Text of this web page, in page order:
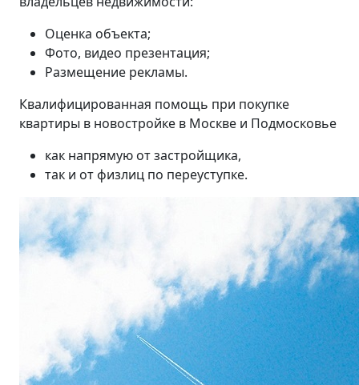
Оценка объекта;
Фото, видео презентация;
Размещение рекламы.
Квалифицированная помощь при покупке
квартиры в новостройке в Москве и Подмосковье
как напрямую от застройщика,
так и от физлиц по переуступке.